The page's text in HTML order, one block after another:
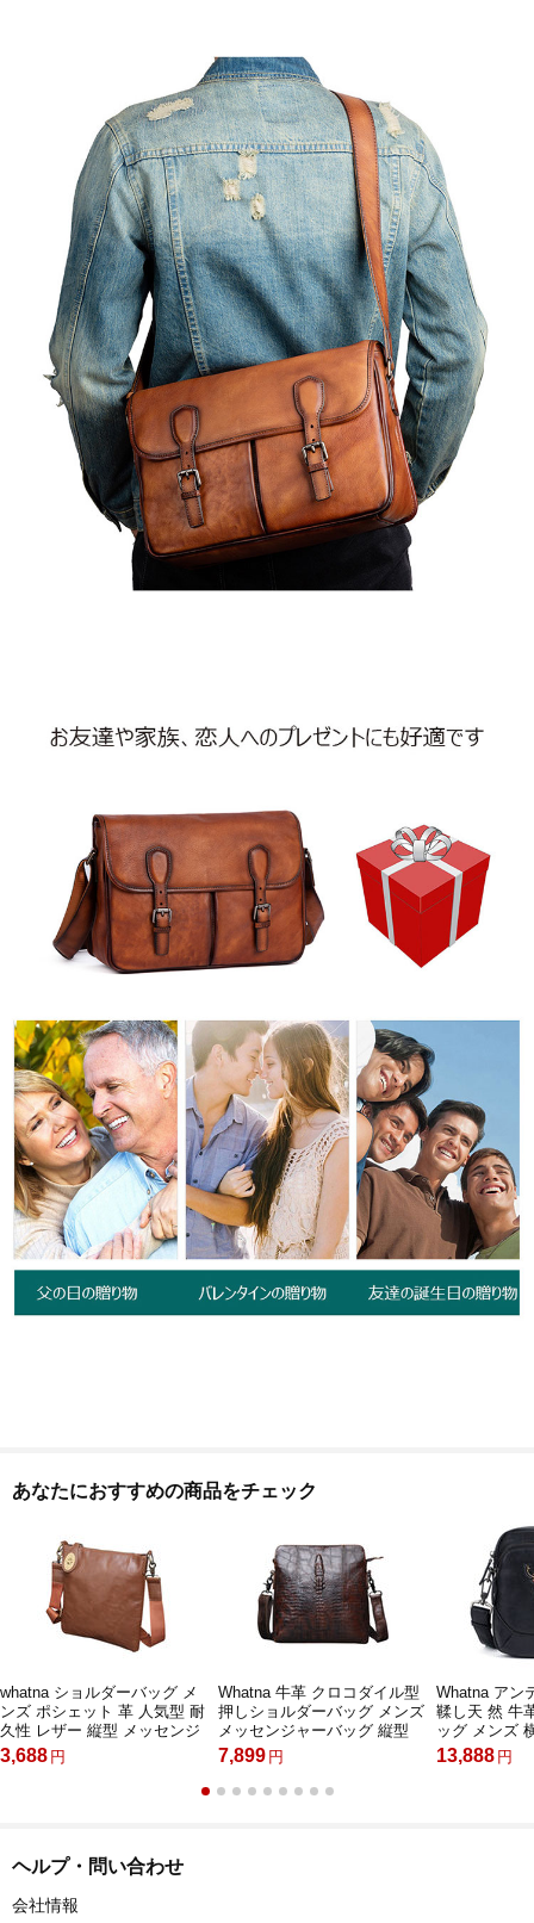
あなたにおすすめの商品をチェック
whatna ショルダーバッグ メ
ンズ ポシェット 革 人気型 耐
久性 レザー 縦型 メッセンジ
ャーバッグ 斜め掛け iPad 収
納 通学 通勤鞄 軽量 実用 自
3,688 円
Whatna 牛革 クロコダイル型
押しショルダーバッグ メンズ
メッセンジャーバッグ 縦型
横型B5 A4 ビジネスバッグ 本
革 本皮 通勤 通学 斜めがけバ
ッグ オシャレ な シンプル な
7,899 円
Whatna アン
鞣し天 然 牛
ッグ メンズ
け ボディバ
ダー バッグ
13,888 円
ヘルプ・問い合わせ
会社情報